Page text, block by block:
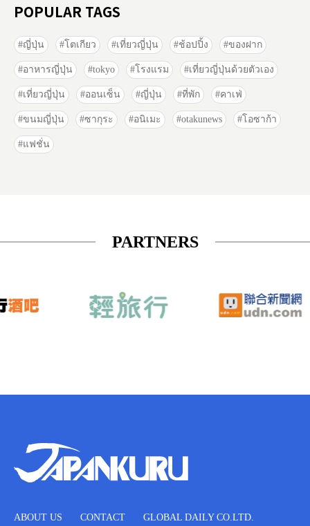
POPULAR TAGS
ญี่ปุ่น โตเกียว เที่ยวญี่ปุ่น ช้อปปิ้ง ของฝาก
อาหารญี่ปุ่น tokyo โรงแรม เที่ยวญี่ปุ่นด้วยตัวเอง
เที่ยวญี่ปุ่น ออนเซ็น ญี่ปุ่น ที่พัก คาเฟ่
ขนมญี่ปุ่น ซากุระ อนิเมะ otakunews โอซาก้า
แฟชั่น
PARTNERS
ABOUT US CONTACT GLOBAL DAILY CO.LTD.